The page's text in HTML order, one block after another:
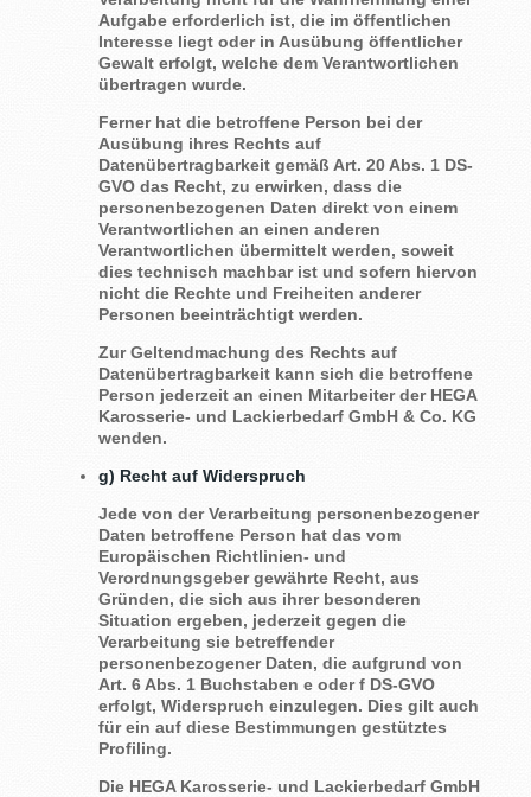
Aufgabe erforderlich ist, die im öffentlichen
Interesse liegt oder in Ausübung öffentlicher
Gewalt erfolgt, welche dem Verantwortlichen
übertragen wurde.
Ferner hat die betroffene Person bei der
Ausübung ihres Rechts auf
Datenübertragbarkeit gemäß Art. 20 Abs. 1 DS-
GVO das Recht, zu erwirken, dass die
personenbezogenen Daten direkt von einem
Verantwortlichen an einen anderen
Verantwortlichen übermittelt werden, soweit
dies technisch machbar ist und sofern hiervon
nicht die Rechte und Freiheiten anderer
Personen beeinträchtigt werden.
Zur Geltendmachung des Rechts auf
Datenübertragbarkeit kann sich die betroffene
Person jederzeit an einen Mitarbeiter der HEGA
Karosserie- und Lackierbedarf GmbH & Co. KG
wenden.
g) Recht auf Widerspruch
Jede von der Verarbeitung personenbezogener
Daten betroffene Person hat das vom
Europäischen Richtlinien- und
Verordnungsgeber gewährte Recht, aus
Gründen, die sich aus ihrer besonderen
Situation ergeben, jederzeit gegen die
Verarbeitung sie betreffender
personenbezogener Daten, die aufgrund von
Art. 6 Abs. 1 Buchstaben e oder f DS-GVO
erfolgt, Widerspruch einzulegen. Dies gilt auch
für ein auf diese Bestimmungen gestütztes
Profiling.
Die HEGA Karosserie- und Lackierbedarf GmbH